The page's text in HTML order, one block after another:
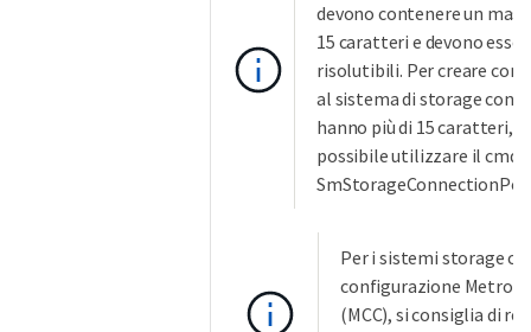
devono contenere un
15 caratteri e devono
risolutibili. Per creare
al sistema di storage con
hanno più di 15 caratteri, è
possibile utilizzare il
Per i sistemi storage
configurazione
(MCC), si consiglia di